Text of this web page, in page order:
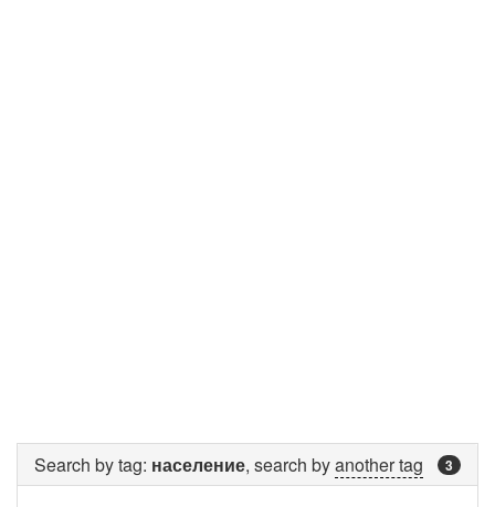
3
Search by tag: население, search byanother tag